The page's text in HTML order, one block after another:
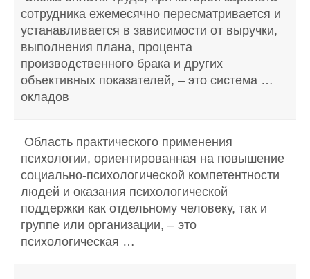
сотрудника ежемесячно пересматривается и
устанавливается в зависимости от выручки,
выполнения плана, процента
производственного брака и других
объективных показателей, – это система …
окладов
Область практического применения
психологии, ориентированная на повышение
социально-психологической компетентности
людей и оказания психологической
поддержки как отдельному человеку, так и
группе или организации, – это
психологическая …